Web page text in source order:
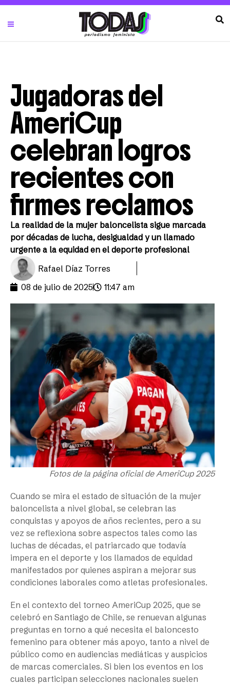
Jugadoras del
AmeriCup
celebran logros
recientes con
firmes reclamos
La realidad de la mujer baloncelista sigue marcada
por décadas de lucha, desigualdad y un llamado
urgente a la equidad en el deporte profesional
Rafael Díaz Torres
08 de julio de 2025
11:47 am
Fotos de la página oficial de AmeriCup 2025
Cuando se mira el estado de situación de la mujer
baloncelista a nivel global, se celebran las
conquistas y apoyos de años recientes, pero a su
vez se reflexiona sobre aspectos tales como las
luchas de décadas, el patriarcado que todavía
impera en el deporte y los llamados de equidad
manifestados por quienes aspiran a mejorar sus
condiciones laborales como atletas profesionales.
En el contexto del torneo AmeriCup 2025, que se
celebró en Santiago de Chile, se renuevan algunas
preguntas en torno a qué necesita el baloncesto
femenino para obtener más apoyo, tanto a nivel de
público como en audiencias mediáticas y auspicios
de marcas comerciales. Si bien los eventos en los
cuales participan selecciones nacionales suelen